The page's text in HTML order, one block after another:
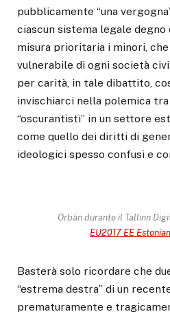
pubblicamente “una
ciascun sistema legale
misura prioritaria i minori,
vulnerabile di ogni società
per carità, in tale dibattito,
invischiarci nella polemica
“oscurantisti” in un settore
come quello dei diritti di
ideologici spesso confusi e
Orbàn durante il Tallinn
EU2017 EE
Basterà solo ricordare che
“estrema destra” di un
prematuramente e